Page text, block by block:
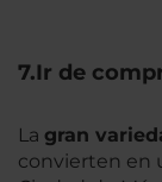
7.Ir de
La gran
convierten en